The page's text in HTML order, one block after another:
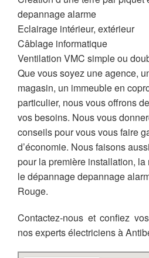
depannage alarme
Eclairage intérieur, extérieur
Câblage informatique
Ventilation VMC simple ou
Que vous soyez une agence,
magasin, un immeuble en
particulier, nous vous offrons
vos besoins. Nous vous
conseils pour vous vous faire
d’économie. Nous faisons
pour la première installation,
le dépannage depannage
Rouge.
Contactez-nous et confiez
nos experts électriciens à